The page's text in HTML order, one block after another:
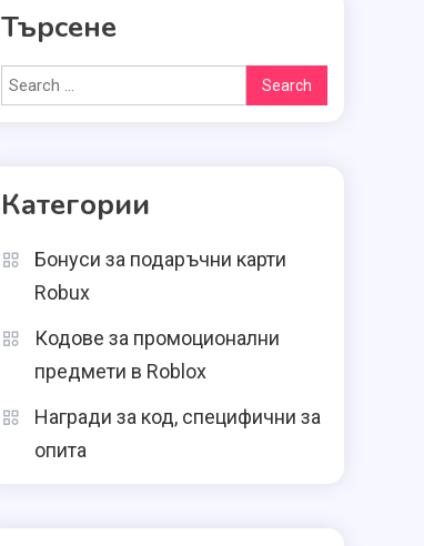
Търсене
Search
for:
Категории
Бонуси за подаръчни карти
Robux
Кодове за промоционални
предмети в Roblox
Награди за код, специфични за
опита